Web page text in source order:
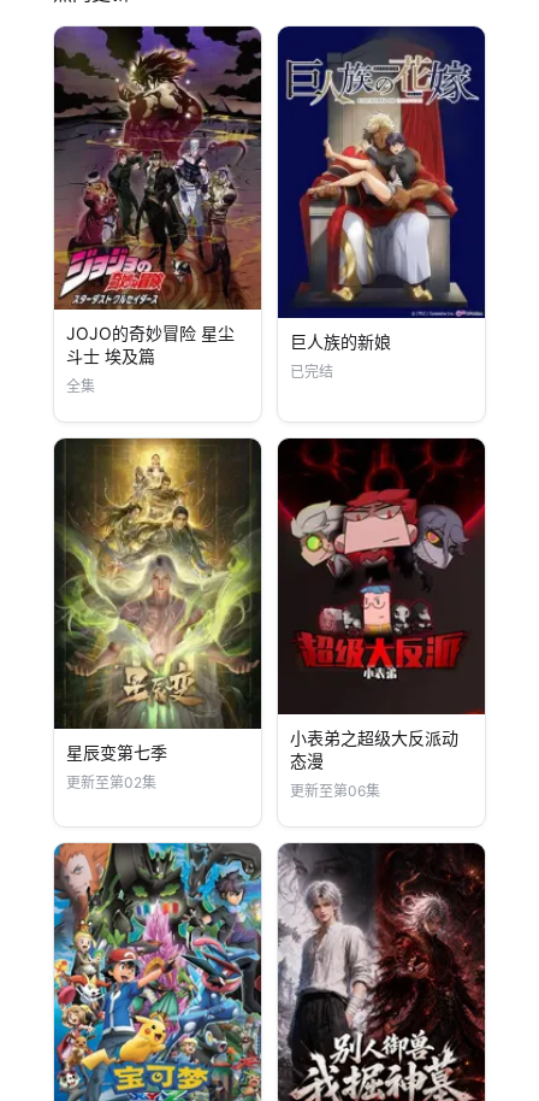
JOJO的奇妙冒险 星尘
斗士 埃及篇
全集
巨人族的新娘
已完结
星辰变第七季
更新至第02集
小表弟之超级大反派动
态漫
更新至第06集